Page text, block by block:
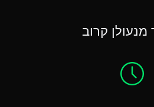
מנעולן קרוב